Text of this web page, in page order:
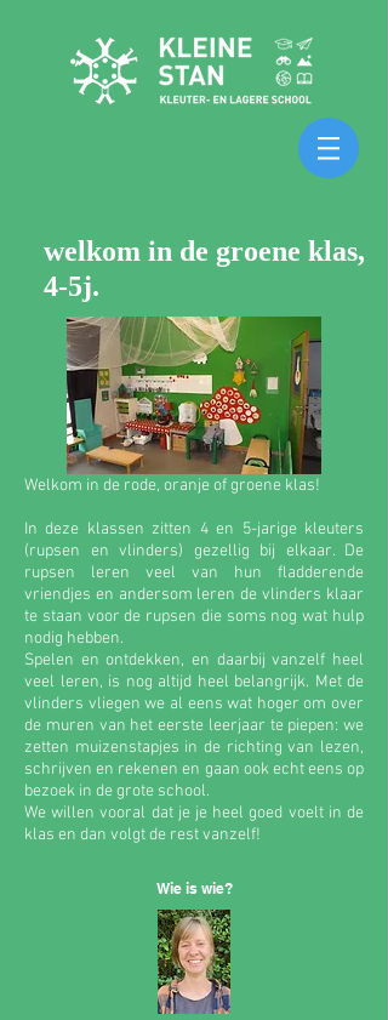
welkom in de groene klas,
4-5j.
Welkom in de rode, oranje of groene klas!
In deze klassen zitten 4 en 5-jarige kleuters
(rupsen en vlinders) gezellig bij elkaar. De
rupsen leren veel van hun fladderende
vriendjes en andersom leren de vlinders klaar
te staan voor de rupsen die soms nog wat hulp
nodig hebben.
Spelen en ontdekken, en daarbij vanzelf heel
veel leren, is nog altijd heel belangrijk. Met de
vlinders vliegen we al eens wat hoger om over
de muren van het eerste leerjaar te piepen: we
zetten muizenstapjes in de richting van lezen,
schrijven en rekenen en gaan ook echt eens op
bezoek in de grote school.
We willen vooral dat je je heel goed voelt in de
klas en dan volgt de rest vanzelf!
Wie is wie?